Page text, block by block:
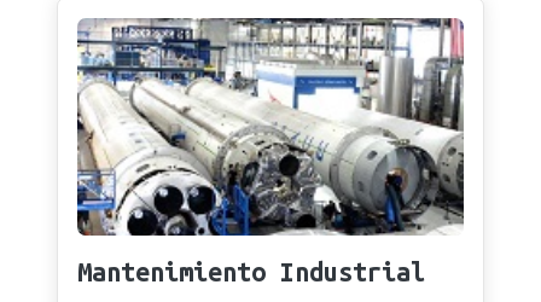
Mantenimiento Industrial